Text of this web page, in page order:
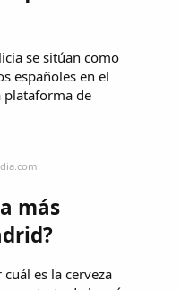
se sitúan como
españoles en el
plataforma de
más
es la cerveza